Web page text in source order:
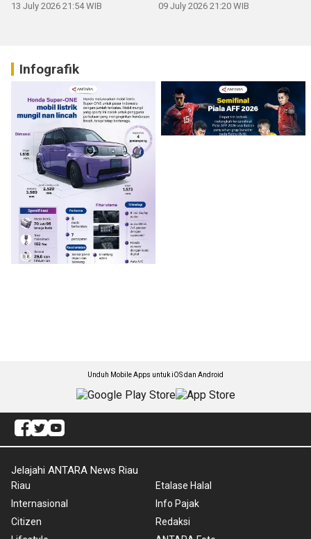
13 July 2026 21:54 WIB 09 July 2026 21:20 WIB
Infografik
Unduh Mobile Apps untuk iOS dan Android
Jelajahi ANTARA News Riau
Riau
Internasional
Citizen
Etalase Halal
Info Pajak
Redaksi